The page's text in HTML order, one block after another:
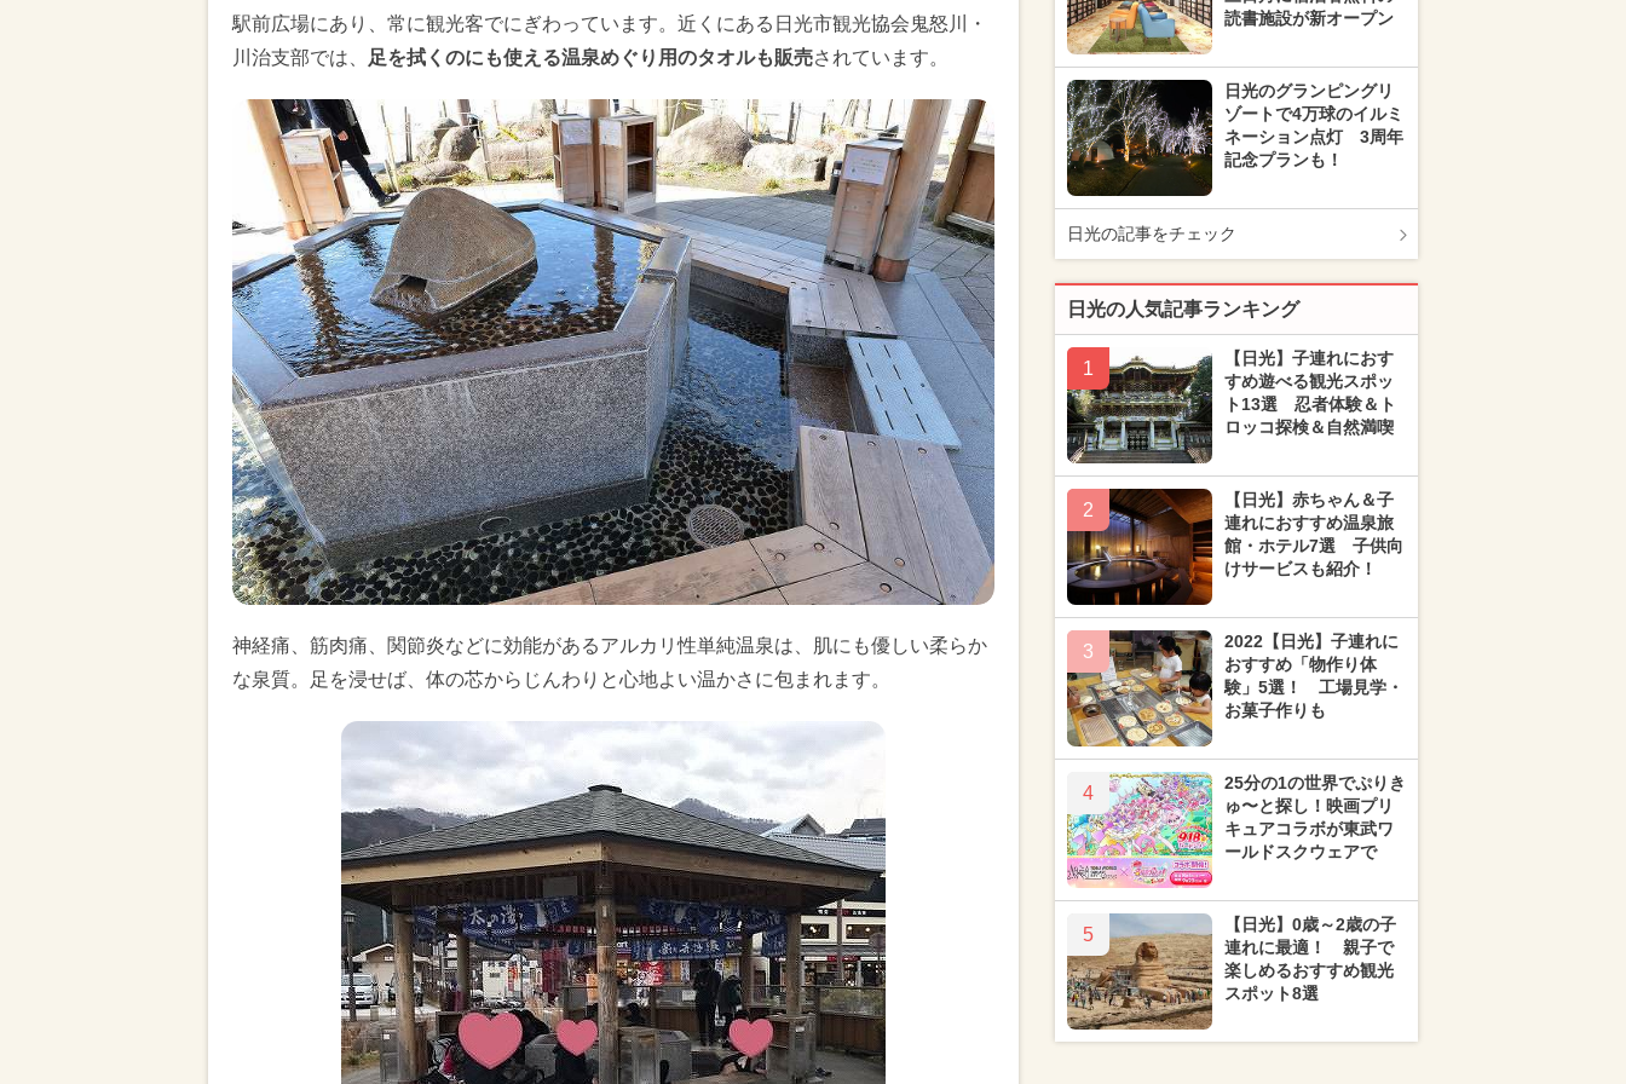
駅前広場にあり、常に観光客でにぎわっています。近くにある日光市観光協会鬼怒川・
川治支部では、
足を拭くのにも使える温泉めぐり用のタオルも販売されています。
神経痛、筋肉痛、関節炎などに効能があるアルカリ性単純温泉は、肌にも優しい柔らか
な泉質。足を浸せば、体の芯からじんわりと心地よい温かさに包まれます。
読書施設が新オープン
日光のグランピングリ
ゾートで4万球のイルミ
ネーション点灯 3周年
記念プランも！
日光の記事をチェック
日光の人気記事ランキング
1
【日光】子連れにおす
すめ遊べる観光スポッ
ト13選 忍者体験＆ト
ロッコ探検＆自然満喫
2
【日光】赤ちゃん＆子
連れにおすすめ温泉旅
館・ホテル7選 子供向
けサービスも紹介！
3
2022【日光】子連れに
おすすめ「物作り体
験」5選！ 工場見学・
お菓子作りも
4
25分の1の世界でぷりき
ゅ〜と探し！映画プリ
キュアコラボが東武ワ
ールドスクウェアで
5
【日光】0歳～2歳の子
連れに最適！ 親子で
楽しめるおすすめ観光
スポット8選